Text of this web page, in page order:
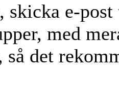
skicka e-
med
det